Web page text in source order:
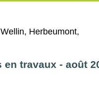
Herbeumont,
en travaux - août